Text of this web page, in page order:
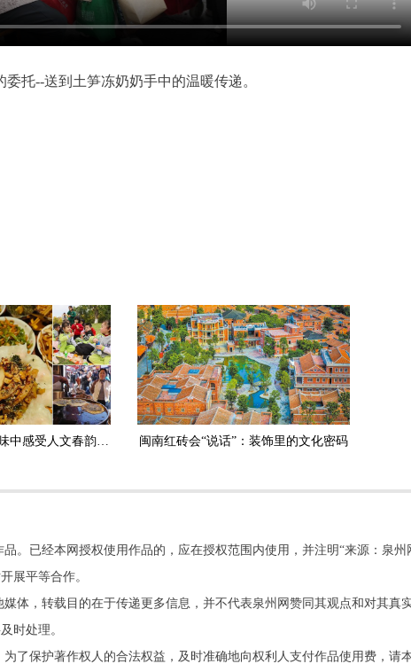
委托--送到土笋冻奶奶手中的温暖传递。
闽南红砖会“说话”：装饰里的文化密码
。已经本网授权使用作品的，应在授权范围内使用，并注明“来源：泉州
展平等合作。
体，转载目的在于传递更多信息，并不代表泉州网赞同其观点和对其真
时处理。
了保护著作权人的合法权益，及时准确地向权利人支付作品使用费，请